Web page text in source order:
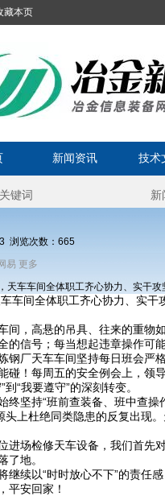
藏本页
新闻资讯 技术
浏览次数： 665
易 更多
天车车间全体职工齐心协力、实干
车间全体职工齐心协力、实
间，高悬的吊具、往来的重物
的信号；每当想起违章操作可
厂天车车间坚持每日班会严
！每周五的安全例会上，领
“我要遵守”的深刻转变。
终坚持“班前查装备、班中查
头上杜绝同类隐患的反复出现
进场检修天车设备，我们首
了地。
继续以“时时放心不下”的责
平安回家！